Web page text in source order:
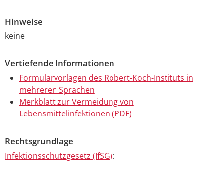
Hinweise
keine
Vertiefende Informationen
Formularvorlagen des Robert-Koch-Instituts in
mehreren Sprachen
Merkblatt zur Vermeidung von
Lebensmittelinfektionen (PDF)
Rechtsgrundlage
Infektionsschutzgesetz (IfSG):